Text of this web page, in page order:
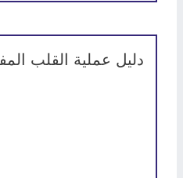
دليل عملية القلب